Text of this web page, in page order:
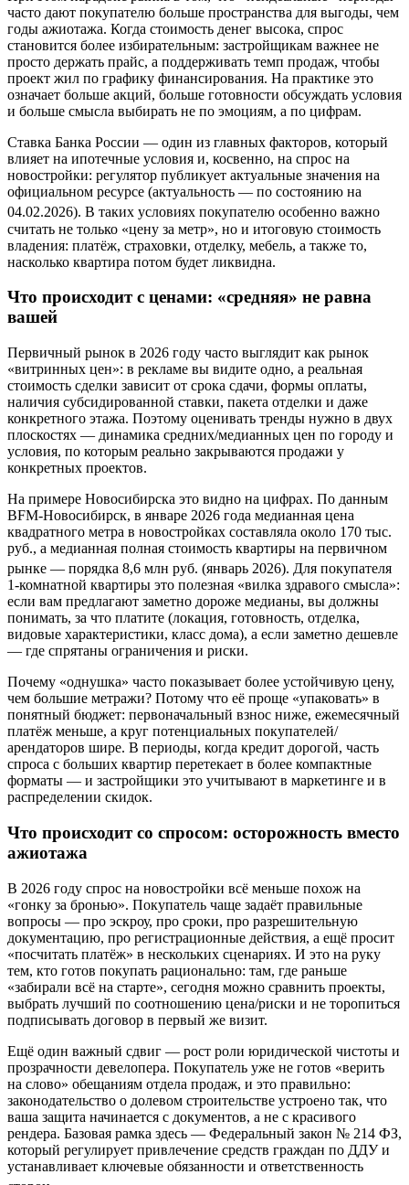
часто дают покупателю больше пространства для выгоды, чем
годы ажиотажа. Когда стоимость денег высока, спрос
становится более избирательным: застройщикам важнее не
просто держать прайс, а поддерживать темп продаж, чтобы
проект жил по графику финансирования. На практике это
означает больше акций, больше готовности обсуждать условия
и больше смысла выбирать не по эмоциям, а по цифрам.
Ставка Банка России — один из главных факторов, который
влияет на ипотечные условия и, косвенно, на спрос на
новостройки: регулятор публикует актуальные значения на
официальном ресурсе (актуальность — по состоянию на
04.02.2026). В таких условиях покупателю особенно важно
считать не только «цену за метр», но и итоговую стоимость
владения: платёж, страховки, отделку, мебель, а также то,
насколько квартира потом будет ликвидна.
Что происходит с ценами: «средняя» не равна
вашей
Первичный рынок в 2026 году часто выглядит как рынок
«витринных цен»: в рекламе вы видите одно, а реальная
стоимость сделки зависит от срока сдачи, формы оплаты,
наличия субсидированной ставки, пакета отделки и даже
конкретного этажа. Поэтому оценивать тренды нужно в двух
плоскостях — динамика средних/медианных цен по городу и
условия, по которым реально закрываются продажи у
конкретных проектов.
На примере Новосибирска это видно на цифрах. По данным
BFM-Новосибирск, в январе 2026 года медианная цена
квадратного метра в новостройках составляла около 170 тыс.
руб., а медианная полная стоимость квартиры на первичном
рынке — порядка 8,6 млн руб. (январь 2026). Для покупателя
1-комнатной квартиры это полезная «вилка здравого смысла»:
если вам предлагают заметно дороже медианы, вы должны
понимать, за что платите (локация, готовность, отделка,
видовые характеристики, класс дома), а если заметно дешевле
— где спрятаны ограничения и риски.
Почему «однушка» часто показывает более устойчивую цену,
чем большие метражи? Потому что её проще «упаковать» в
понятный бюджет: первоначальный взнос ниже, ежемесячный
платёж меньше, а круг потенциальных покупателей/
арендаторов шире. В периоды, когда кредит дорогой, часть
спроса с больших квартир перетекает в более компактные
форматы — и застройщики это учитывают в маркетинге и в
распределении скидок.
Что происходит со спросом: осторожность вместо
ажиотажа
В 2026 году спрос на новостройки всё меньше похож на
«гонку за бронью». Покупатель чаще задаёт правильные
вопросы — про эскроу, про сроки, про разрешительную
документацию, про регистрационные действия, а ещё просит
«посчитать платёж» в нескольких сценариях. И это на руку
тем, кто готов покупать рационально: там, где раньше
«забирали всё на старте», сегодня можно сравнить проекты,
выбрать лучший по соотношению цена/риски и не торопиться
подписывать договор в первый же визит.
Ещё один важный сдвиг — рост роли юридической чистоты и
прозрачности девелопера. Покупатель уже не готов «верить
на слово» обещаниям отдела продаж, и это правильно:
законодательство о долевом строительстве устроено так, что
ваша защита начинается с документов, а не с красивого
рендера. Базовая рамка здесь — Федеральный закон № 214 ФЗ,
который регулирует привлечение средств граждан по ДДУ и
устанавливает ключевые обязанности и ответственность